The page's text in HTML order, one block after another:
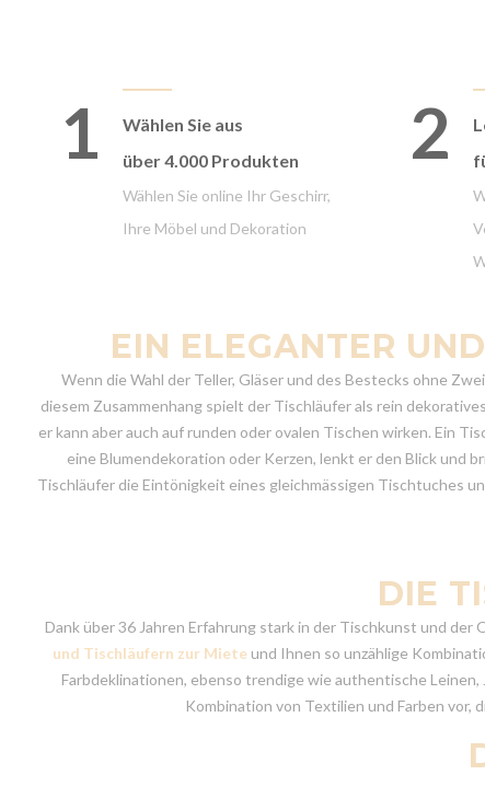
1
Wählen Sie aus
über 4.000 Produkten
Wählen Sie online Ihr Geschirr,
Ihre Möbel und Dekoration
2
EIN ELEGANTER
Wenn die Wahl der Teller, Gläser und des Bestecks ohne
diesem Zusammenhang spielt der Tischläufer als rein
er kann aber auch auf runden oder ovalen Tischen wirken. Ein
eine Blumendekoration oder Kerzen, lenkt er den Blick und
Tischläufer die Eintönigkeit eines gleichmässigen Tischtuches
DIE
Dank über 36 Jahren Erfahrung stark in der Tischkunst und
und Tischläufern zur Mieteund Ihnen so unzählige
Farbdeklinationen, ebenso trendige wie authentische
Kombination von Textilien und Farben